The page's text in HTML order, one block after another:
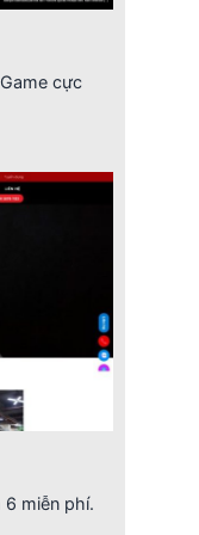
cực
6 miễn phí.